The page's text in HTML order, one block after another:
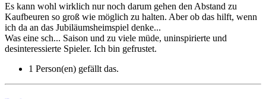
Es kann wohl wirklich nur noch darum gehen den Abstand zu
Kaufbeuren so groß wie möglich zu halten. Aber ob das hilft, wenn
ich da an das Jubiläumsheimspiel denke...
Was eine sch... Saison und zu viele müde, uninspirierte und
desinteressierte Spieler. Ich bin gefrustet.
1 Person(en) gefällt das.